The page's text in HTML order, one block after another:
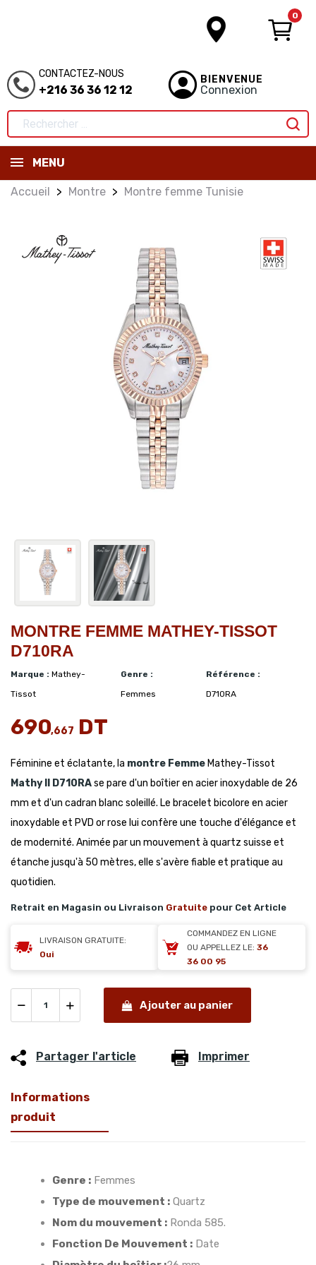
0
CONTACTEZ-NOUS
+216 36 36 12 12
BIENVENUE
Connexion
MENU
Accueil Montre Montre femme Tunisie
MONTRE FEMME MATHEY-TISSOT
D710RA
Marque : Mathey-
Tissot
Genre :
Femmes
Référence :
D710RA
690,667 DT
Féminine et éclatante, la montre Femme Mathey-Tissot
Mathy II
D710RAse pare d'un boîtier en acier inoxydable de 26
mm et d'un cadran blanc soleillé. Le bracelet bicolore en acier
inoxydable et PVD or rose lui confère une touche d'élégance et
de modernité. Animée par un mouvement à quartz suisse et
étanche jusqu'à 50 mètres, elle s'avère fiable et pratique au
quotidien.
Retrait en Magasin ou Livraison Gratuite pour Cet Article
LIVRAISON GRATUITE:
Oui
COMMANDEZ EN LIGNE
OU APPELLEZ LE: 36
36 00 95
Ajouter au panier
Partager l'article Imprimer
Informations
produit
Genre : Femmes
Type de mouvement : Quartz
Nom du mouvement : Ronda 585.
Fonction De Mouvement : Date